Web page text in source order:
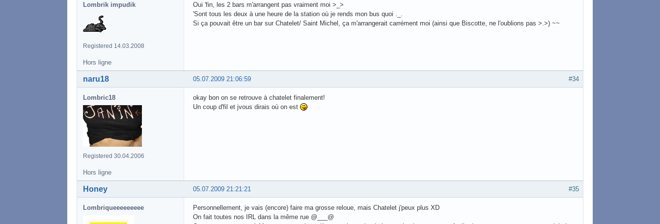
Lombrik impudik
Registered 14.03.2008
Oui 'fin, les 2 bars m'arrangent pas vraiment moi >_>
'Sont tous les deux à une heure de la station où je rends mon bus quoi ._.
Si ça pouvait être un bar sur Chatelet/ Saint Michel, ça m'arrangerait carrément moi (ainsi que Biscotte, ne l'oublions pas >.>) ~~
Hors ligne
#34
05.07.2009 21:06:59
naru18
Lombric18
Registered 30.04.2006
okay bon on se retrouve à chatelet finalement!
Un coup d'fil et jvous dirais où on est
Hors ligne
#35
05.07.2009 21:21:21
Honey
Lombriqueeeeeeeee
Personnellement, je vais (encore) faire ma grosse reloue, mais Chatelet j'peux plus XD
On fait toutes nos IRL dans la même rue @___@